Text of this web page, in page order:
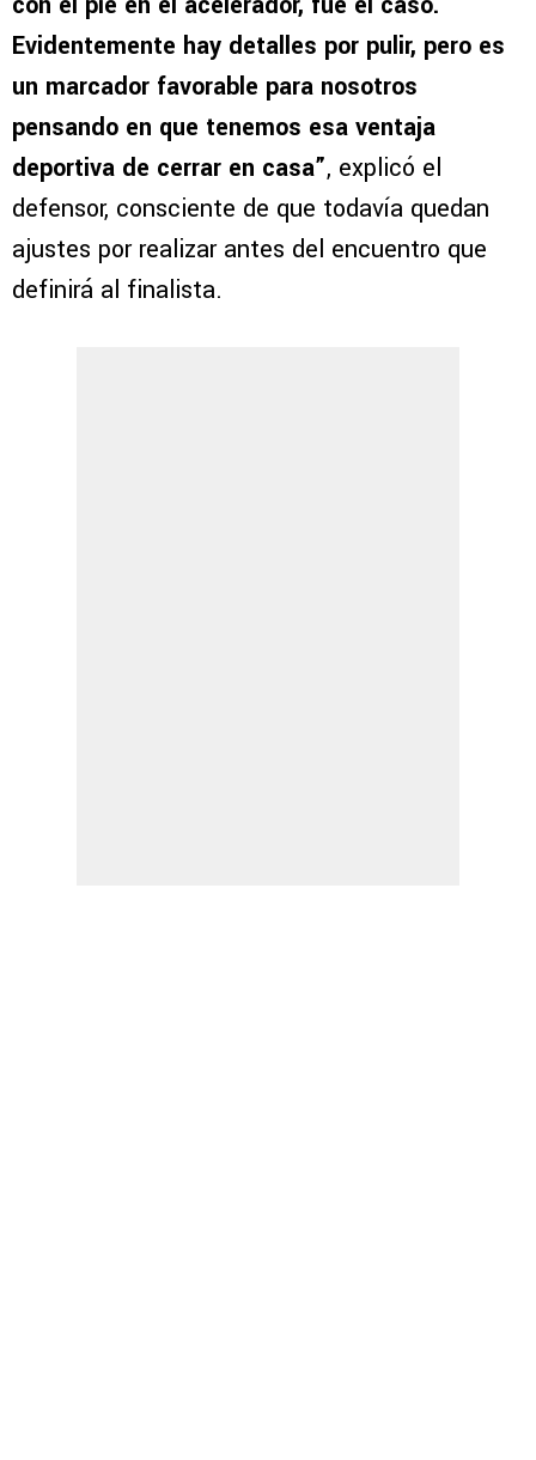
Evidentemente hay detalles por pulir, pero es
un marcador favorable para nosotros
pensando en que tenemos esa ventaja
deportiva de cerrar en casa”, explicó el
defensor, consciente de que todavía quedan
ajustes por realizar antes del encuentro que
definirá al finalista.